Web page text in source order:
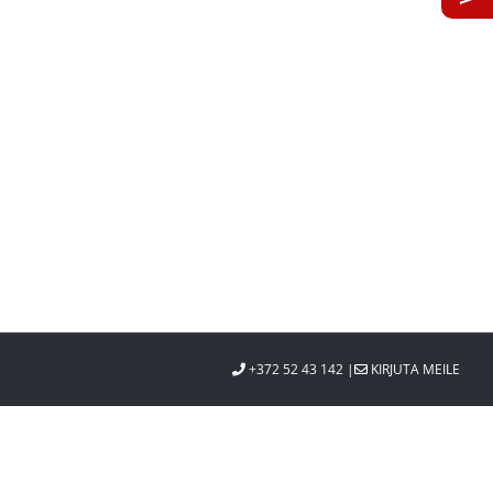
KIRJUTA MEILE
+372 52 43 142 |